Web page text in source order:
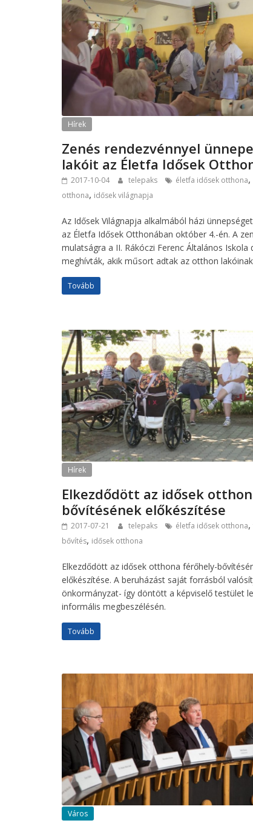
Hírek
Zenés rendezvénnyel
lakóit az Életfa Idősek
2017-10-04 telepaks életfa idősek otthona,
otthona, idősek világnapja
Az Idősek Világnapja alkalmából házi
az Életfa Idősek Otthonában október 4.-én. A
mulatságra a II. Rákóczi Ferenc Általános Iskola
meghívták, akik műsort adtak az otthon
Tovább
Hírek
Elkezdődött az idősek
bővítésének előkészítése
2017-07-21 telepaks életfa idősek otthona,
bővítés, idősek otthona
Elkezdődött az idősek otthona férőhely-
előkészítése. A beruházást saját forrásból
önkormányzat- így döntött a képviselő testület
informális megbeszélésén.
Tovább
Város